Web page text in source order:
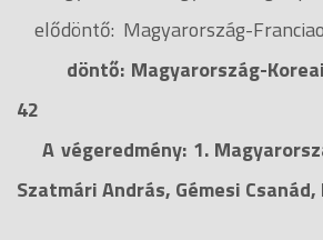
elődöntő: Magyarország-
döntő: Magyarország-
42
A végeredmény: 1.
Szatmári András, Gémesi Csanád,